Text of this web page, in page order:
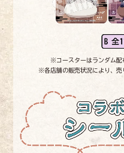
※コースターはランダム配
※各店舗の販売状況により、売